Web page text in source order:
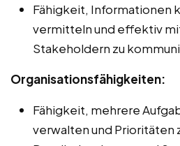
Fähigkeit, Informationen
vermitteln und effektiv
Stakeholdern zu
Organisationsfähigkeiten:
Fähigkeit, mehrere
verwalten und Prioritäten